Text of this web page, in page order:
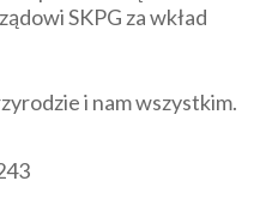
SKPG za wkład
i nam wszystkim.